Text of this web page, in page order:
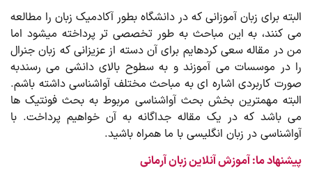
برای زبان آموزانی که در دانشگاه بطور آکادمیک زبان را مطالعه
کنند، به این مباحث به طور تخصصی تر پرداخته می­شود اما
در مقاله سعی کرده­ایم برای آن دسته از عزیزانی که زبان جنرال
در موسسات می آموزند و به سطوح بالای دانشی می رسندبه
کاربردی اشاره ای به مباحث مختلف آواشناسی داشته باشم.
مهمترین بخش بحث آواشناسی مربوط به بحث فونتیک ها
باشد که در یک مقاله جداگانه به آن خواهیم پرداخت. با
در زبان انگلیسی با ما همراه باشید.
ما: آموزش آنلاین زبان آرمانی